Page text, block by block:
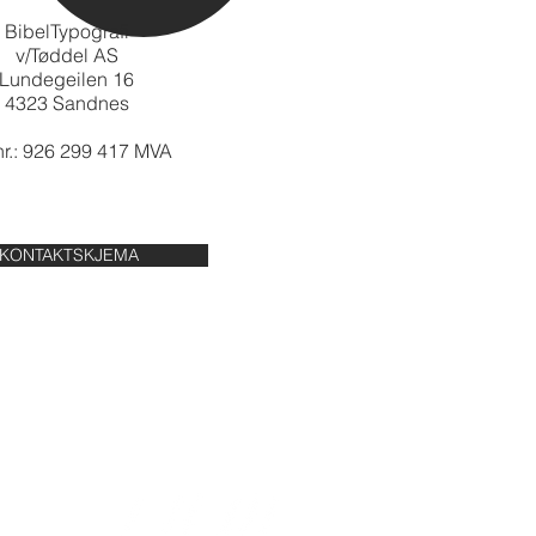
BibelTypografi
v/Tøddel AS
Lundegeilen 16
4323 Sandnes
926 299 417 MVA